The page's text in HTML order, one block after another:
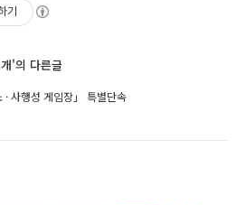
기
'의 다른글
· 사행성 게임장」 특별단속